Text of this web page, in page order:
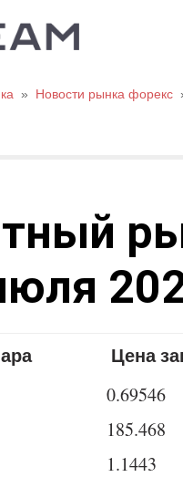
» Новости рынка форекс
Цена
0.69546
185.468
1.1443